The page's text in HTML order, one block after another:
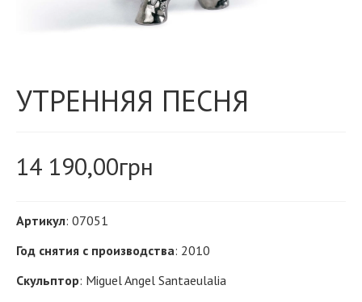
УТРЕННЯЯ ПЕСНЯ
14 190,00грн
Артикул: 07051
Год снятия с производства: 2010
Скульптор: Miguel Angel Santaeulalia